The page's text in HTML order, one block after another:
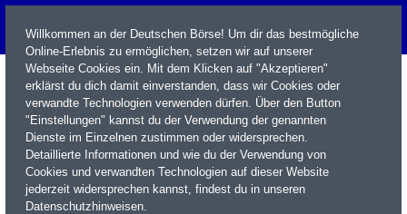
Name / WKN / ISIN / Kürzel
Willkommen an der Deutschen Börse! Um dir das bestmögliche
Online-Erlebnis zu ermöglichen, setzen wir auf unserer
Webseite Cookies ein. Mit dem Klicken auf "Akzeptieren"
erklärst du dich damit einverstanden, dass wir Cookies oder
verwandte Technologien verwenden dürfen. Über den Button
"Einstellungen" kannst du der Verwendung der genannten
Dienste im Einzelnen zustimmen oder widersprechen.
Detaillierte Informationen und wie du der Verwendung von
Cookies und verwandten Technologien auf dieser Website
jederzeit widersprechen kannst, findest du in unseren
Datenschutzhinweisen.